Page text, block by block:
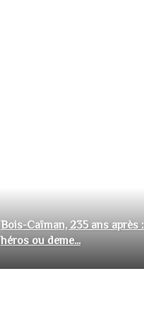
Bois-Caïman, 235 ans après
héros ou deme...